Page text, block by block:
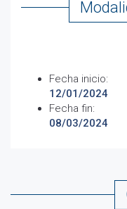
Fecha inicio:
12/01/2024
Fecha fin:
08/03/2024